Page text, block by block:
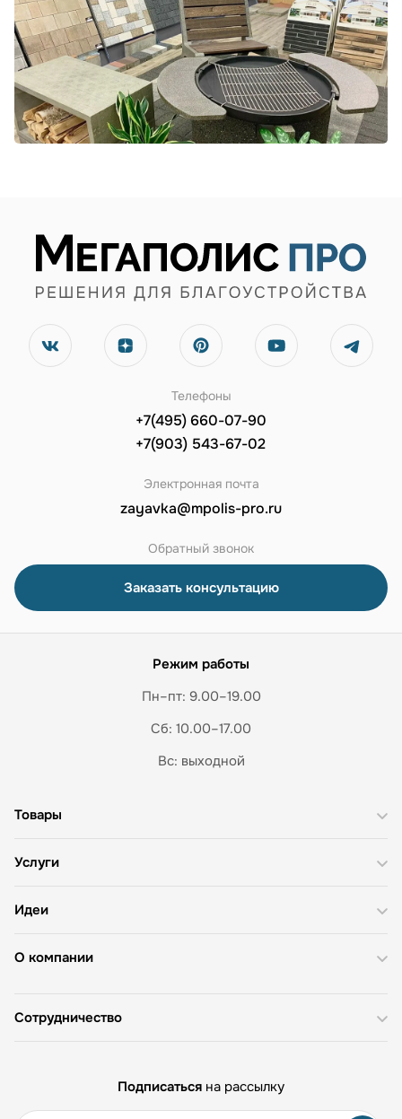
Телефоны
+7(495) 660-07-90
+7(903) 543-67-02
Электронная почта
zayavka@mpolis-pro.ru
Обратный звонок
Заказать консультацию
Режим работы
Пн–пт: 9.00–19.00
Сб: 10.00–17.00
Вс: выходной
О компании
Товары
Услуги
Идеи
Сотрудничество
Подписаться на рассылку